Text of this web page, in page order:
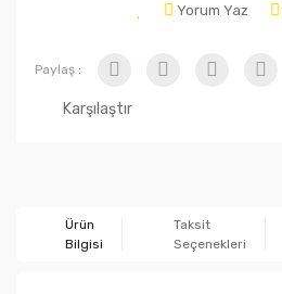
Yorum Yaz
Paylaş :
Karşılaştır
Ürün
Bilgisi
Taksit
Seçenekleri